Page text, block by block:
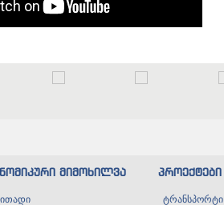
მიმოხილვა პროექტები
ტრანსპორტი